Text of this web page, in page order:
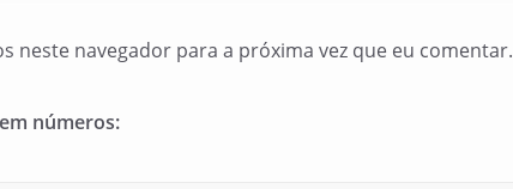
neste navegador para a próxima vez que eu comentar.
números: